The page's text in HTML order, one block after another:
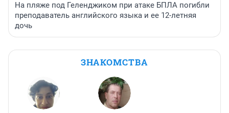
На пляже под Геленджиком при атаке БПЛА погибли
преподаватель английского языка и ее 12-летняя
дочь
ЗНАКОМСТВА